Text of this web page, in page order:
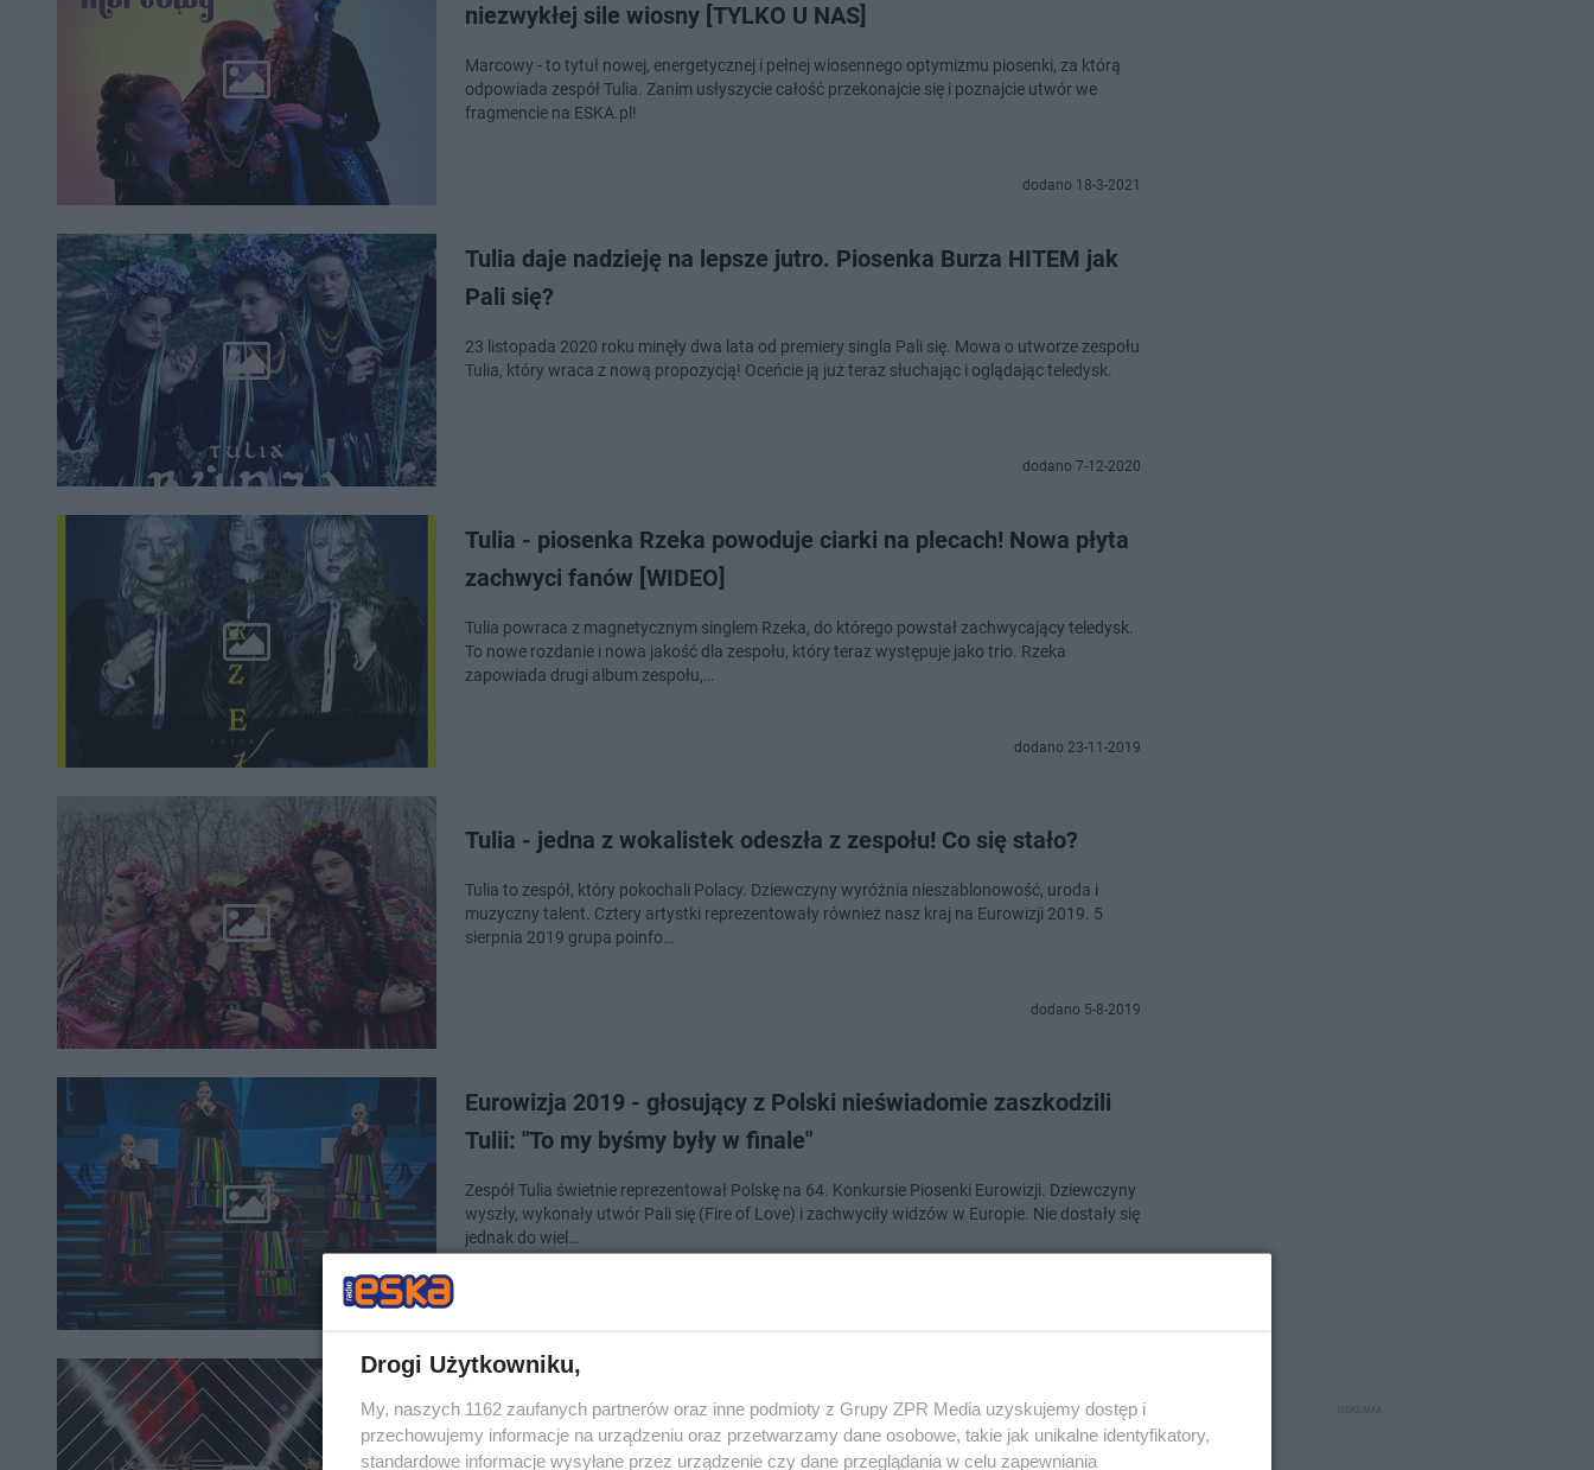
niezwykłej sile wiosny [TYLKO U NAS]
Marcowy - to tytuł nowej, energetycznej i pełnej wiosennego optymizmu piosenki, za którą
odpowiada zespół Tulia. Zanim usłyszycie całość przekonajcie się i poznajcie utwór we
fragmencie na ESKA.pl!
dodano 18-3-2021
Tulia daje nadzieję na lepsze jutro. Piosenka Burza HITEM jak
Pali się?
23 listopada 2020 roku minęły dwa lata od premiery singla Pali się. Mowa o utworze zespołu
Tulia, który wraca z nową propozycją! Oceńcie ją już teraz słuchając i oglądając teledysk.
dodano 7-12-2020
Tulia - piosenka Rzeka powoduje ciarki na plecach! Nowa płyta
zachwyci fanów [WIDEO]
Tulia powraca z magnetycznym singlem Rzeka, do którego powstał zachwycający teledysk.
To nowe rozdanie i nowa jakość dla zespołu, który teraz występuje jako trio. Rzeka
zapowiada drugi album zespołu,…
dodano 23-11-2019
Tulia - jedna z wokalistek odeszła z zespołu! Co się stało?
Tulia to zespół, który pokochali Polacy. Dziewczyny wyróżnia nieszablonowość, uroda i
muzyczny talent. Cztery artystki reprezentowały również nasz kraj na Eurowizji 2019. 5
sierpnia 2019 grupa poinfo…
dodano 5-8-2019
Eurowizja 2019 - głosujący z Polski nieświadomie zaszkodzili
Tulii: "To my byśmy były w finale"
Zespół Tulia świetnie reprezentował Polskę na 64. Konkursie Piosenki Eurowizji. Dziewczyny
wyszły, wykonały utwór Pali się (Fire of Love) i zachwyciły widzów w Europie. Nie dostały się
jednak do wiel…
Tulia odpadła przez błąd jurorki? Wokalistki: "Czekamy na
wyjaśnienie sytuacji"
Drogi Użytkowniku,
My, naszych 1162 zaufanych partnerów oraz inne podmioty z Grupy ZPR Media uzyskujemy dostęp i
przechowujemy informacje na urządzeniu oraz przetwarzamy dane osobowe, takie jak unikalne identyfikatory,
standardowe informacje wysyłane przez urządzenie czy dane przeglądania w celu zapewniania